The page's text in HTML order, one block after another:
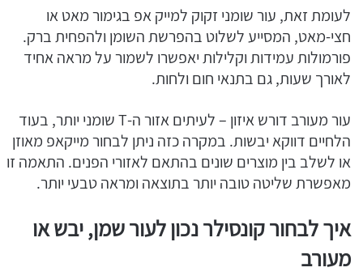
לעומת זאת, עור שומני זקוק למייק אפ בגימור מאט או
חצי-מאט, המסייע לשלוט בהפרשת השומן ולהפחית ברק.
פורמולות עמידות וקלילות יאפשרו לשמור על מראה אחיד
לאורך שעות, גם בתנאי חום ולחות.
עור מעורב דורש איזון – לעיתים אזור ה-T שומני יותר, בעוד
הלחיים דווקא יבשות. במקרה כזה ניתן לבחור מייקאפ מאוזן
או לשלב בין מוצרים שונים בהתאם לאזורי הפנים. התאמה זו
מאפשרת שליטה טובה יותר בתוצאה ומראה טבעי יותר.
איך לבחור קונסילר נכון לעור שמן, יבש או
מעורב